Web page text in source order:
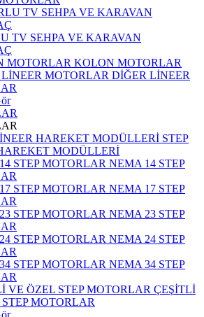
TV SEHPA VE KARAVAN
KOLON MOTORLAR
DİĞER LİNEER
STEP
MODÜLLERİ
NEMA 14 STEP
NEMA 17 STEP
NEMA 23 STEP
NEMA 24 STEP
NEMA 34 STEP
ÇEŞİTLİ
MOTORLAR